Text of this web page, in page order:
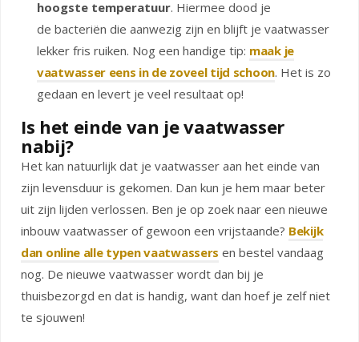
hoogste temperatuur. Hiermee dood je
de bacteriën die aanwezig zijn en blijft je vaatwasser
lekker fris ruiken. Nog een handige tip: maak je
vaatwasser eens in de zoveel tijd schoon. Het is zo
gedaan en levert je veel resultaat op!
Is het einde van je vaatwasser
nabij?
Het kan natuurlijk dat je vaatwasser aan het einde van
zijn levensduur is gekomen. Dan kun je hem maar beter
uit zijn lijden verlossen. Ben je op zoek naar een nieuwe
inbouw vaatwasser of gewoon een vrijstaande? Bekijk
dan online alle typen vaatwassers en bestel vandaag
nog. De nieuwe vaatwasser wordt dan bij je
thuisbezorgd en dat is handig, want dan hoef je zelf niet
te sjouwen!